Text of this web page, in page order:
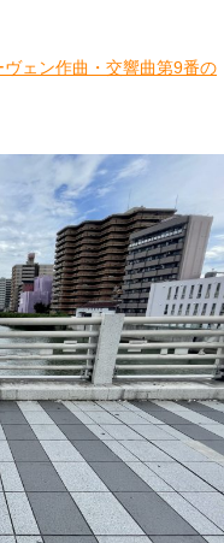
ェン作曲・交響曲第9番の